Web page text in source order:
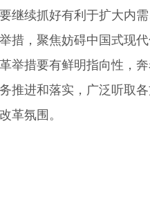
继续抓好有利于扩大内
措，聚焦妨碍中国式现
举措要有鲜明指向性，
推进和落实，广泛听取
革氛围。